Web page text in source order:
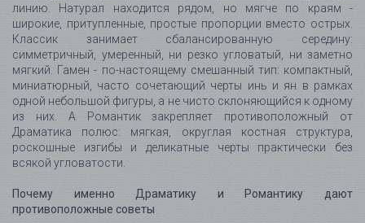
линию. Натурал находится рядом, но мягче по краям -
широкие, притупленные, простые пропорции вместо острых.
Классик занимает сбалансированную середину:
симметричный, умеренный, ни резко угловатый, ни заметно
мягкий. Гамен - по-настоящему смешанный тип: компактный,
миниатюрный, часто сочетающий черты инь и ян в рамках
одной небольшой фигуры, а не чисто склоняющийся к одному
из них. А Романтик закрепляет противоположный от
Драматика полюс: мягкая, округлая костная структура,
роскошные изгибы и деликатные черты практически без
всякой угловатости.
Почему именно Драматику и Романтику дают
противоположные советы